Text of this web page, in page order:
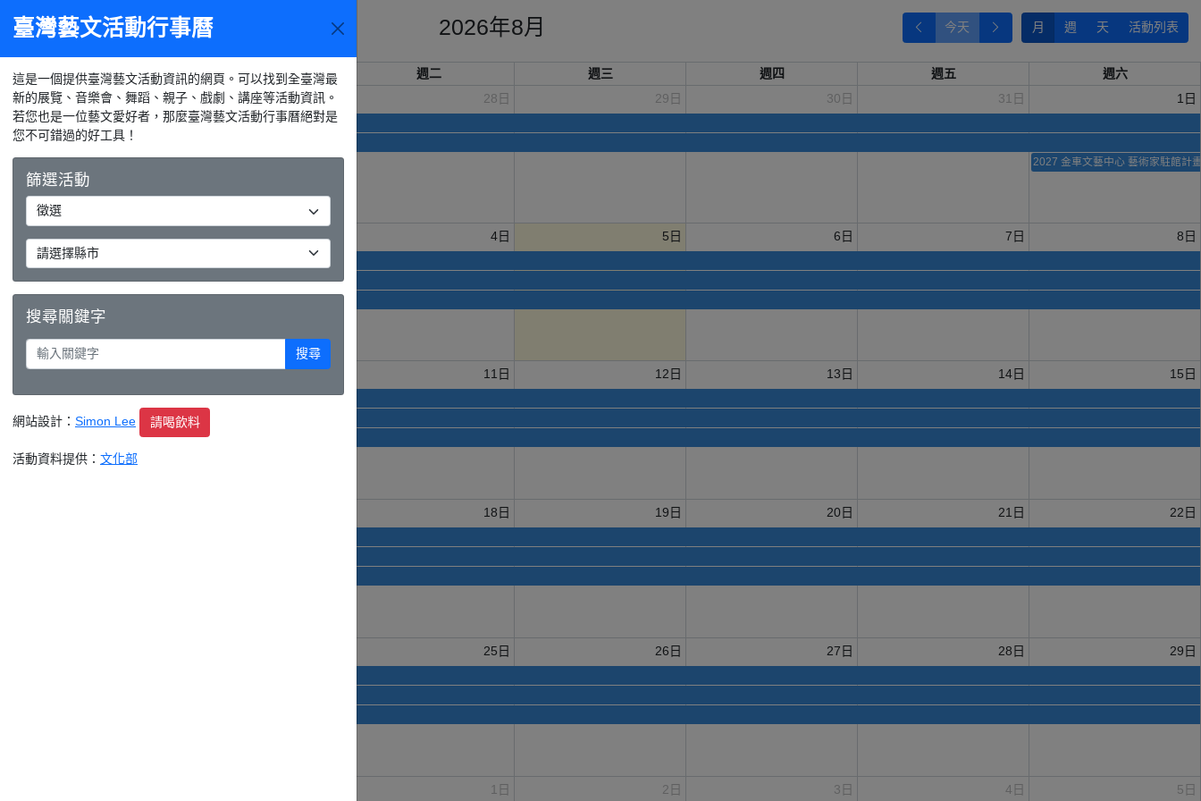
活動選單 2026年8月 今天 月 週 天 活動列表
週日 週一 週二 週三 週四 週五
週六
26日
platform A 第二波創作者募集
總獎金123萬！第2屆「青漫獎」徵稿起跑，漫畫新秀就是你！
27日 28日 29日 30日 31日 1日
2027 金車文藝中心 藝術家駐館計
2日
platform A 第二波創作者募集
總獎金123萬！第2屆「青漫獎」徵稿起跑，漫畫新秀就是你！
2027 金車文藝中心 藝術家駐館計畫
3日 4日 5日 6日 7日 8日
9日
platform A 第二波創作者募集
總獎金123萬！第2屆「青漫獎」徵稿起跑，漫畫新秀就是你！
2027 金車文藝中心 藝術家駐館計畫
10日 11日 12日 13日 14日 15日
18日 19日 20日 21日 22日
25日 26日 27日 28日 29日
1日 2日 3日 4日 5日
臺灣藝文活動行事曆
這是一個提供臺灣藝文活動資訊的網頁。可以找到全臺灣最
新的展覽、音樂會、舞蹈、親子、戲劇、講座等活動資訊。
若您也是一位藝文愛好者，那麼臺灣藝文活動行事曆絕對是
您不可錯過的好工具！
篩選活動
搜尋關鍵字
搜尋
網站設計： Simon Lee 請喝飲料
活動資料提供： 文化部